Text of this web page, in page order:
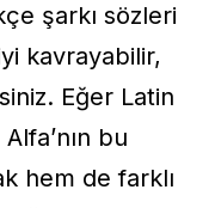
şarkı sözleri
kavrayabilir,
Eğer Latin
bu
hem de farklı